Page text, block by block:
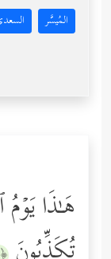
المُيسَّر
هَـٰذَا